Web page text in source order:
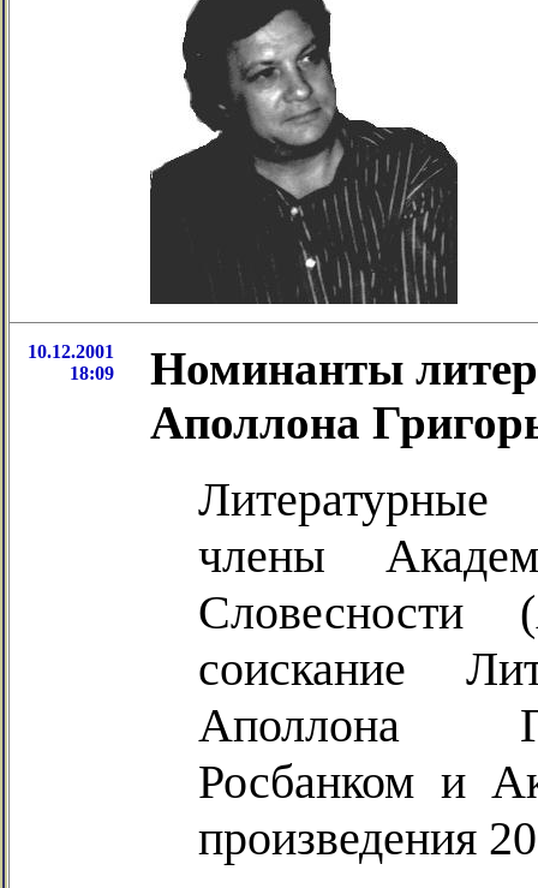
10.12.2001
18:09
Номинанты
Аполлона
члены
соискание
Аполлона
Росбанком и
произведения